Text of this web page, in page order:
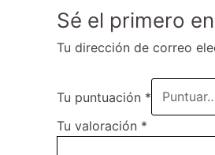
Sé el primero
Tu dirección de correo
Tu puntuación *
Tu valoración *